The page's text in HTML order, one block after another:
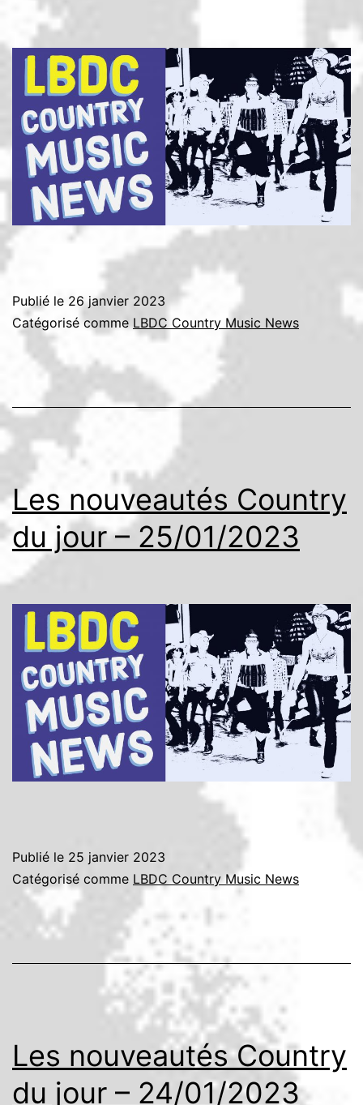
Publié le 26 janvier 2023
Catégorisé comme LBDC Country Music News
Les nouveautés Country
du jour – 25/01/2023
Publié le 25 janvier 2023
Catégorisé comme LBDC Country Music News
Les nouveautés Country
du jour – 24/01/2023